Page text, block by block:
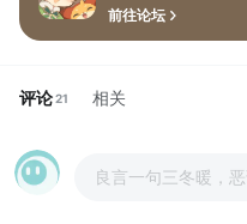
前往论坛
评论21 相关
良言一句三冬暖，